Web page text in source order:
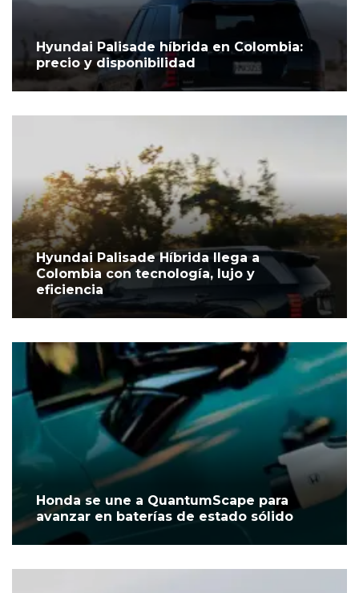
Hyundai Palisade híbrida en Colombia:
precio y disponibilidad
Hyundai Palisade Híbrida llega a
Colombia con tecnología, lujo y
eficiencia
Honda se une a QuantumScape para
avanzar en baterías de estado sólido